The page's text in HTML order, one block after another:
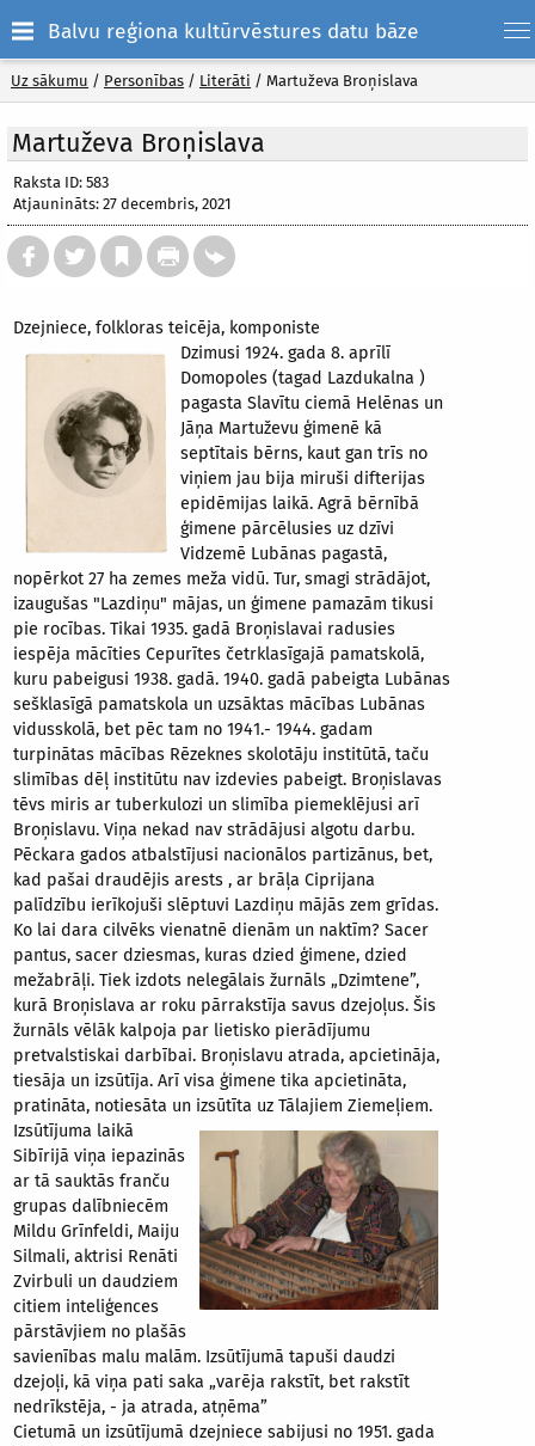
Balvu reģiona kultūrvēstures datu bāze
Uz sākumu / Personības / Literāti / Martuževa Broņislava
Martuževa Broņislava
Raksta ID: 583
Atjaunināts: 27 decembris, 2021
Dzejniece, folkloras teicēja, komponiste
Dzimusi 1924. gada 8. aprīlī
Domopoles (tagad Lazdukalna )
pagasta Slavītu ciemā Helēnas un
Jāņa Martuževu ģimenē kā
septītais bērns, kaut gan trīs no
viņiem jau bija miruši difterijas
epidēmijas laikā. Agrā bērnībā
ģimene pārcēlusies uz dzīvi
Vidzemē Lubānas pagastā,
nopērkot 27 ha zemes meža vidū. Tur, smagi strādājot,
izaugušas "Lazdiņu" mājas, un ģimene pamazām tikusi
pie rocības. Tikai 1935. gadā Broņislavai radusies
iespēja mācīties Cepurītes četrklasīgajā pamatskolā,
kuru pabeigusi 1938. gadā. 1940. gadā pabeigta Lubānas
sešklasīgā pamatskola un uzsāktas mācības Lubānas
vidusskolā, bet pēc tam no 1941.- 1944. gadam
turpinātas mācības Rēzeknes skolotāju institūtā, taču
slimības dēļ institūtu nav izdevies pabeigt. Broņislavas
tēvs miris ar tuberkulozi un slimība piemeklējusi arī
Broņislavu. Viņa nekad nav strādājusi algotu darbu.
Pēckara gados atbalstījusi nacionālos partizānus, bet,
kad pašai draudējis arests , ar brāļa Ciprijana
palīdzību ierīkojuši slēptuvi Lazdiņu mājās zem grīdas.
Ko lai dara cilvēks vienatnē dienām un naktīm? Sacer
pantus, sacer dziesmas, kuras dzied ģimene, dzied
mežabrāļi. Tiek izdots nelegālais žurnāls „Dzimtene”,
kurā Broņislava ar roku pārrakstīja savus dzejoļus. Šis
žurnāls vēlāk kalpoja par lietisko pierādījumu
pretvalstiskai darbībai. Broņislavu atrada, apcietināja,
tiesāja un izsūtīja. Arī visa ģimene tika apcietināta,
pratināta, notiesāta un izsūtīta uz Tālajiem Ziemeļiem.
Izsūtījuma laikā
Sibīrijā viņa iepazinās
ar tā sauktās franču
grupas dalībniecēm
Mildu Grīnfeldi, Maiju
Silmali, aktrisi Renāti
Zvirbuli un daudziem
citiem inteliģences
pārstāvjiem no plašās
savienības malu malām. Izsūtījumā tapuši daudzi
dzejoļi, kā viņa pati saka „varēja rakstīt, bet rakstīt
nedrīkstēja, - ja atrada, atņēma”
Cietumā un izsūtījumā dzejniece sabijusi no 1951. gada